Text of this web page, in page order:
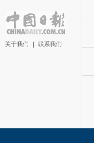
关于我们 联系我们